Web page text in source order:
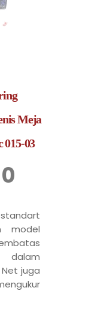
Meja
015-03
model
juga